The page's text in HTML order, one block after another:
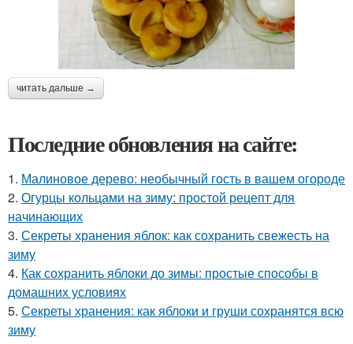
читать дальше →
Последние обновления на сайте:
1. Малиновое дерево: необычный гость в вашем огороде
2. Огурцы кольцами на зиму: простой рецепт для
начинающих
3. Секреты хранения яблок: как сохранить свежесть на
зиму
4. Как сохранить яблоки до зимы: простые способы в
домашних условиях
5. Секреты хранения: как яблоки и груши сохранятся всю
зиму